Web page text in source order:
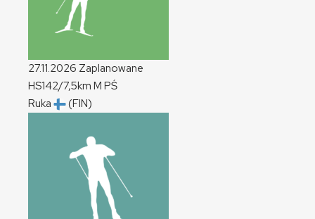
27.11.2026 Zaplanowane
HS142/7,5km M PŚ
Ruka
(FIN)